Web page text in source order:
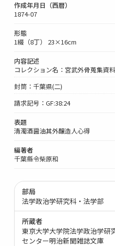
作成年月日（西暦）
1874-07
形態
1綴（8丁） 23×16cm
内容記述
コレクション名：宮武外骨蒐集資
封筒：千葉県(二)
請求記号：GF:38:24
表題
清濁酒醤油其外醸造人心得
編著者
千葉縣令柴原和
部局
法学政治学研究科・法学部
所蔵者
東京大学大学院法学政治学研
センター明治新聞雑誌文庫